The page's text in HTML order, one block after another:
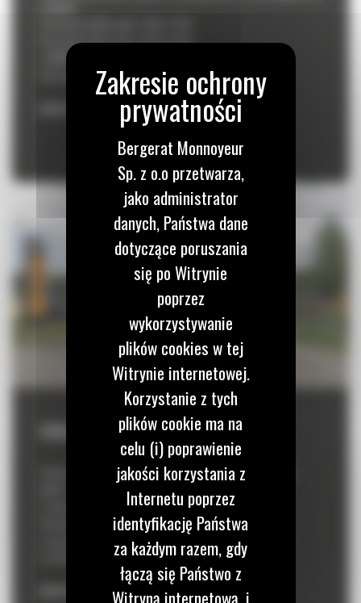
15 czerwca 2024, godz. 10:00–16:00
w WMW Pestilenz
Parszczyce 9/21, 84-110 Krokowa
REJESTRACJA ZAKOŃCZONA
Zapraszamy na Demo Campus w Czeladzi, który odbędzie się w
17 maja 2024, godz. 13:00–17:00
18 maja 2024, godz. 10:00–16:00
ul. Wiosenna 2, 41-253 Czeladź
REJESTRACJA ZAKOŃCZONA
Bergerat Monnoyeur
Sp. z o.o przetwarza,
jako administrator
danych, Państwa dane
dotyczące poruszania
się po Witrynie
poprzez
wykorzystywanie
plików cookies w tej
Witrynie internetowej.
Korzystanie z tych
plików cookie ma na
celu (i) poprawienie
jakości korzystania z
Internetu poprzez
identyfikację Państwa
za każdym razem, gdy
łączą się Państwo z
Witryną internetową, i